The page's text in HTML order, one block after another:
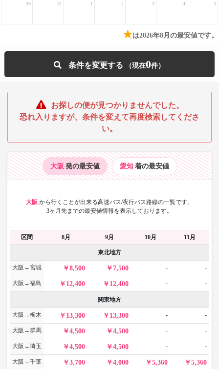
30 31 1 2 3 4 5
★は2026年8月の最安値です。
条件を変更する 0
お探しの便が見つかりませんでした。
恐れ入りますが、条件を変えて再度検索してくださ
い。
大阪 発の最安値 愛知 着の最安値
大阪 から行くことが出来る高速バス/夜行バス路線の一覧です。
3ヶ月先までの最安値情報を表示しております。
区間 8月 9月 10月 11月
東北地方
大阪→宮城 8,500 7,500 - -
大阪→福島 12,400 12,400 - -
関東地方
大阪→栃木 13,300 13,300 - -
大阪→群馬 4,500 4,500 - -
大阪→埼玉 4,500 4,500 - -
大阪→千葉 3,700 4,000 5,360 5,360